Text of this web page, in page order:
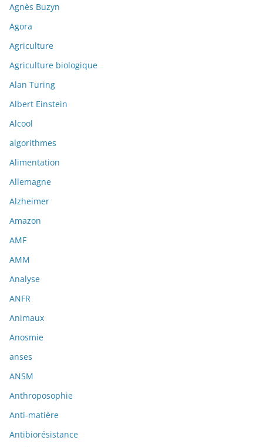
Agnès Buzyn
Agora
Agriculture
Agriculture biologique
Alan Turing
Albert Einstein
Alcool
algorithmes
Alimentation
Allemagne
Alzheimer
Amazon
AMF
AMM
Analyse
ANFR
Animaux
Anosmie
anses
ANSM
Anthroposophie
Anti-matière
Antibiorésistance